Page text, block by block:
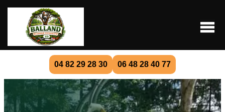
04 82 29 28 30 06 48 28 40 77